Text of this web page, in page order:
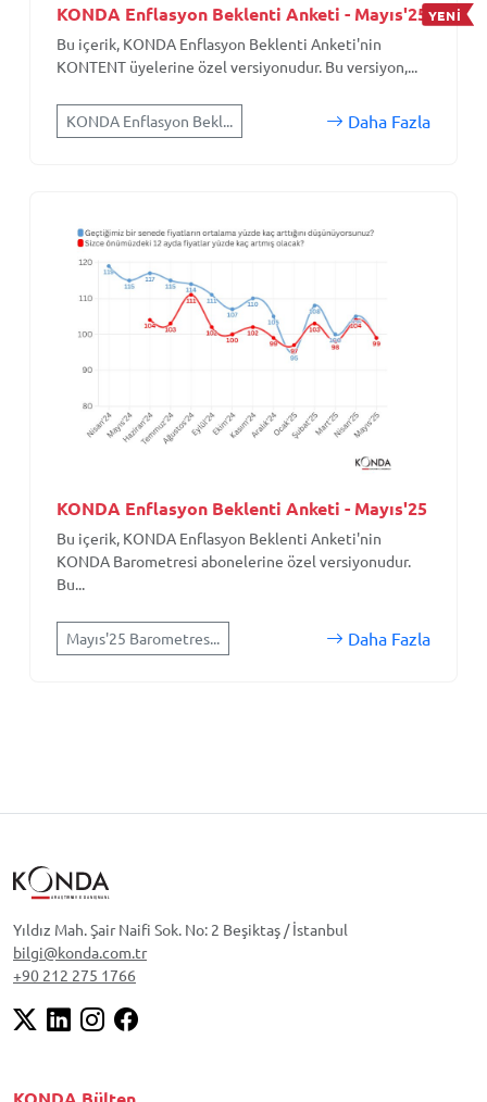
KONDA Enflasyon Beklenti Anketi - Mayıs'25 YENİ
Bu içerik, KONDA Enflasyon Beklenti Anketi'nin
KONTENT üyelerine özel versiyonudur. Bu versiyon,...
KONDA Enflasyon Bekl... Daha Fazla
KONDA Enflasyon Beklenti Anketi - Mayıs'25
Bu içerik, KONDA Enflasyon Beklenti Anketi'nin
KONDA Barometresi abonelerine özel versiyonudur.
Bu...
Mayıs'25 Barometres... Daha Fazla
Yıldız Mah. Şair Naifi Sok. No: 2 Beşiktaş / İstanbul
bilgi@konda.com.tr
+90 212 275 1766